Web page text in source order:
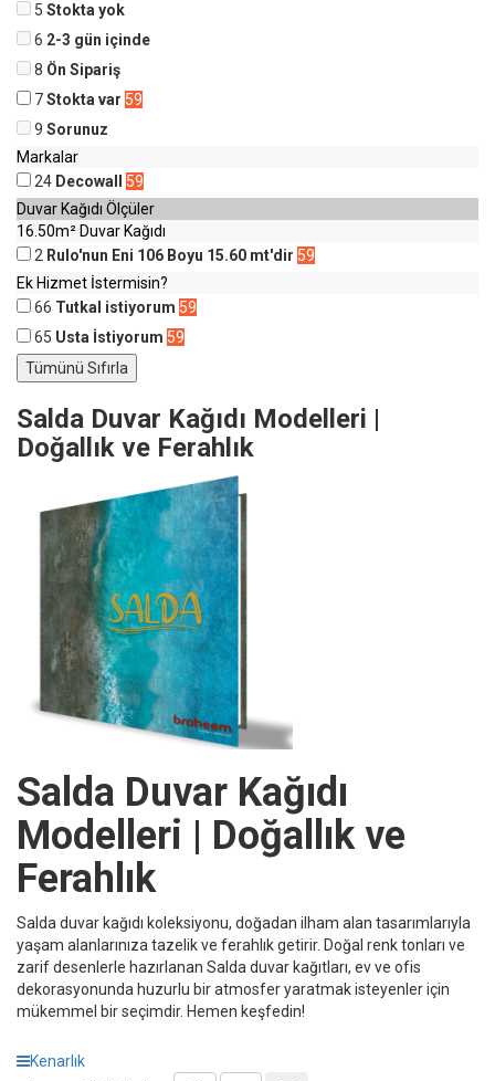
5 Stokta yok
6 2-3 gün içinde
8 Ön Sipariş
7Stokta var 59
9 Sorunuz
Markalar
24 Decowall
59
Duvar Kağıdı Ölçüler
16.50m² Duvar Kağıdı
2 Rulo'nun Eni 106 Boyu 15.60 mt'dir 59
Ek Hizmet İstermisin?
66 Tutkal istiyorum 59
65 Usta İstiyorum 59
Salda Duvar Kağıdı Modelleri |
Doğallık ve Ferahlık
Salda Duvar Kağıdı
Modelleri | Doğallık ve
Ferahlık
Salda duvar kağıdı koleksiyonu, doğadan ilham alan tasarımlarıyla
yaşam alanlarınıza tazelik ve ferahlık getirir. Doğal renk tonları ve
zarif desenlerle hazırlanan Salda duvar kağıtları, ev ve ofis
dekorasyonunda huzurlu bir atmosfer yaratmak isteyenler için
mükemmel bir seçimdir. Hemen keşfedin!
Kenarlık